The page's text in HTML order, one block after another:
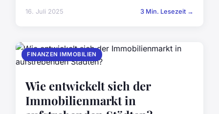
16. Juli 2025 3 Min. Lesezeit →
FINANZEN IMMOBILIEN
Wie entwickelt sich der
Immobilienmarkt in